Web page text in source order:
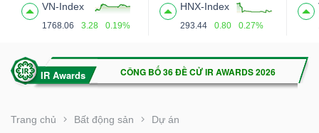
VN-Index
1768.06 3.28 0.19%
HNX-Index
293.44 0.80 0.27%
Trang chủ Bất động sản Dự án
Tính
(-)
VIETSTOCK